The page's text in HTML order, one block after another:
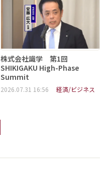
株式会社識学 第1回
SHIKIGAKU High-Phase
Summit
2026.07.31 16:56 経済/ビジネス